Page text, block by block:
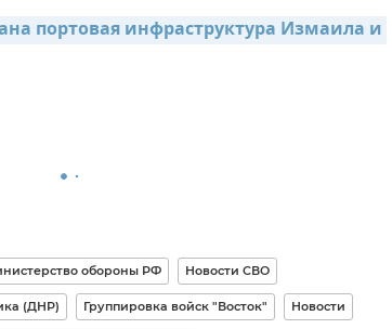
портовая инфраструктура Измаила и
обороны РФ Новости СВО
(ДНР) Группировка войск "Восток" Новости